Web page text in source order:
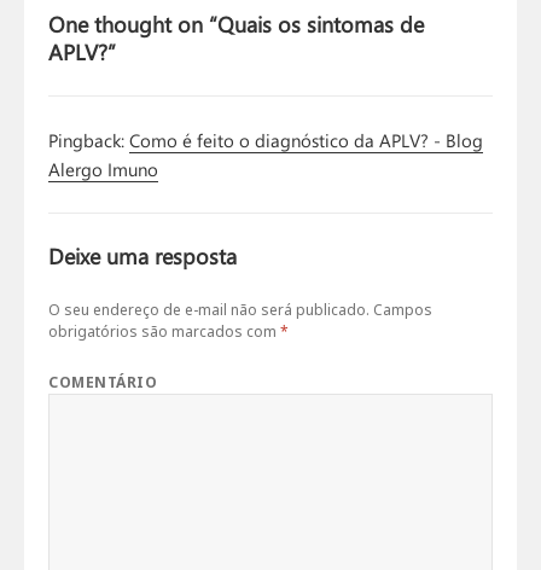
One thought on “Quais os sintomas de
APLV?”
Pingback:Como é feito o diagnóstico da APLV? - Blog
Alergo Imuno
Deixe uma resposta
O seu endereço de e-mail não será publicado. Campos
obrigatórios são marcados com*
COMENTÁRIO